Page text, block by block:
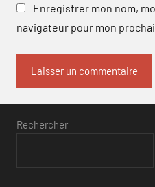
Enregistrer mon nom,
navigateur pour mon
Rechercher